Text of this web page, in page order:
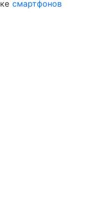
смартфонов